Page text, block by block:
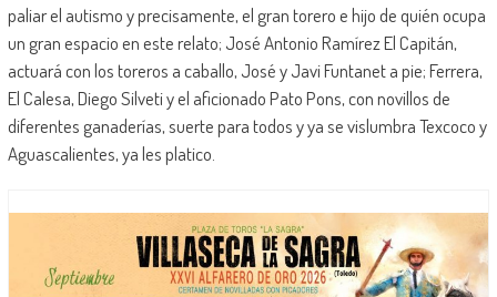
paliar el autismo y precisamente, el gran torero e hijo de quién ocupa
un gran espacio en este relato; José Antonio Ramírez El Capitán,
actuará con los toreros a caballo, José y Javi Funtanet a pie; Ferrera,
El Calesa, Diego Silveti y el aficionado Pato Pons, con novillos de
diferentes ganaderías, suerte para todos y ya se vislumbra Texcoco y
Aguascalientes, ya les platico.